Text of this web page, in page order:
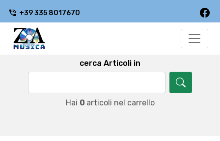
+39 335 8017670
cerca Articoli in
Hai 0 articoli nel carrello